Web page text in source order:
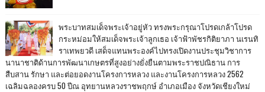
พระบาทสมเด็จพระเจ้าอยู่หัว ทรงพระกรุณาโปรดเกล้าโปรด
กระหม่อมให้สมเด็จพระเจ้าลูกเธอ เจ้าฟ้าพัชรกิติยาภา นเรนทิ
ราเทพยวดี เสด็จแทนพระองค์ไปทรงเปิดงานประชุมวิชาการ
นานาชาติด้านการพัฒนาเกษตรที่สูงอย่างยั่งยืนตามพระราชปณิธาน การ
สืบสาน รักษา และต่อยอดงานโครงการหลวง และงานโครงการหลวง 2562
เฉลิมฉลองครบ 50 ปีณ อุทยานหลวงราชพฤกษ์ อำเภอเมือง จังหวัดเชียงใหม่